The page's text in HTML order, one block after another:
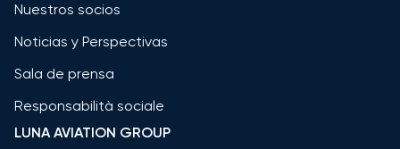
Nuestros socios
Noticias y Perspectivas
Sala de prensa
Responsabilità sociale
LUNA AVIATION GROUP